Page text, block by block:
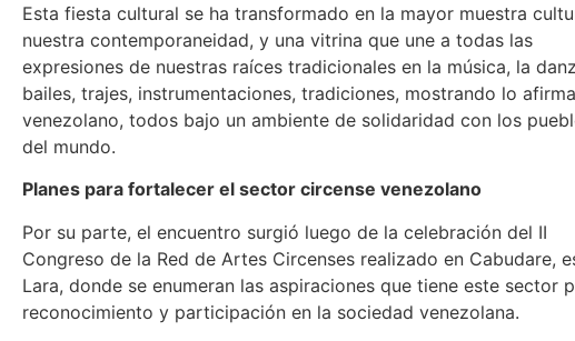
Esta fiesta cultural se ha transformado en la mayor muestra
nuestra contemporaneidad, y una vitrina que une a todas las
expresiones de nuestras raíces tradicionales en la música, la
bailes, trajes, instrumentaciones, tradiciones, mostrando lo
venezolano, todos bajo un ambiente de solidaridad con los
del mundo.
Planes para fortalecer el sector circense venezolano
Por su parte, el encuentro surgió luego de la celebración del II
Congreso de la Red de Artes Circenses realizado en Cabudare,
Lara, donde se enumeran las aspiraciones que tiene este sector
reconocimiento y participación en la sociedad venezolana.